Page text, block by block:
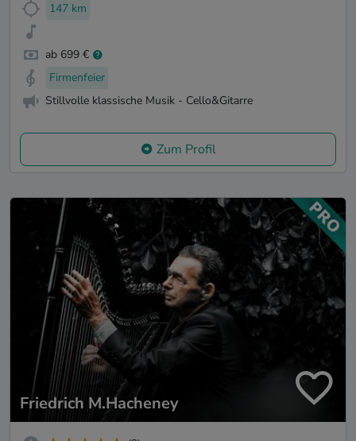
147 km
ab 699 €
Firmenfeier
Stillvolle klassische Musik - Cello&Gitarre
Zum Profil
Friedrich M.Hacheney